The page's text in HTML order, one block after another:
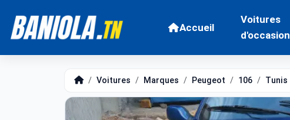
Accueil
Voitures
d'occasion
Voitures Marques Peugeot 106 Tunis